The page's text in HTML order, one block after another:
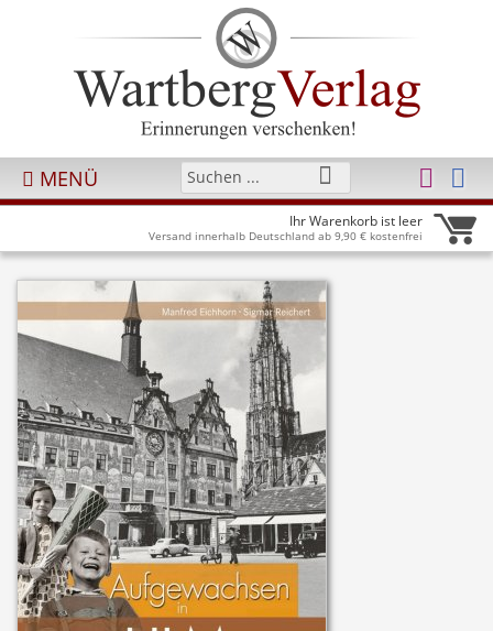
MENÜ
Ihr Warenkorb ist leer
Versand innerhalb Deutschland ab 9,90 € kostenfrei